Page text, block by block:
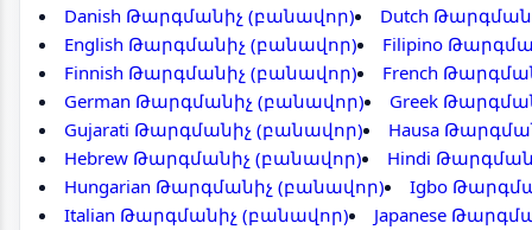
Danish Թարգմանիչ (բանավոր)
Dutch
English Թարգմանիչ (բանավոր)
Filipino
Finnish Թարգմանիչ (բանավոր)
French
German Թարգմանիչ (բանավոր)
Greek
Gujarati Թարգմանիչ (բանավոր)
Hausa
Hebrew Թարգմանիչ (բանավոր)
Hindi
Hungarian Թարգմանիչ (բանավոր)
Igbo
Italian Թարգմանիչ (բանավոր)
Japanese